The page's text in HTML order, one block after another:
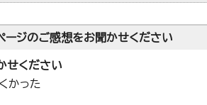
ージのご感想をお聞かせください
せください
かった